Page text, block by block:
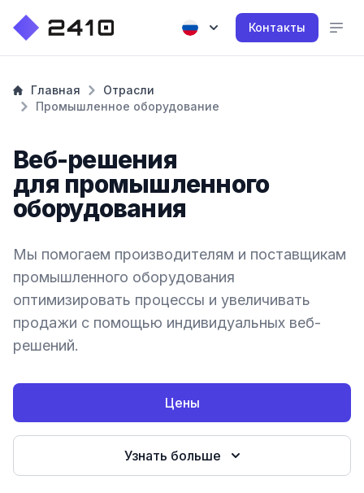
Контакты
Главная
Отрасли
Промышленное оборудование
Веб-решения
для промышленного
оборудования
Мы помогаем производителям и поставщикам
промышленного оборудования
оптимизировать процессы и увеличивать
продажи с помощью индивидуальных веб-
решений.
Цены
Узнать больше